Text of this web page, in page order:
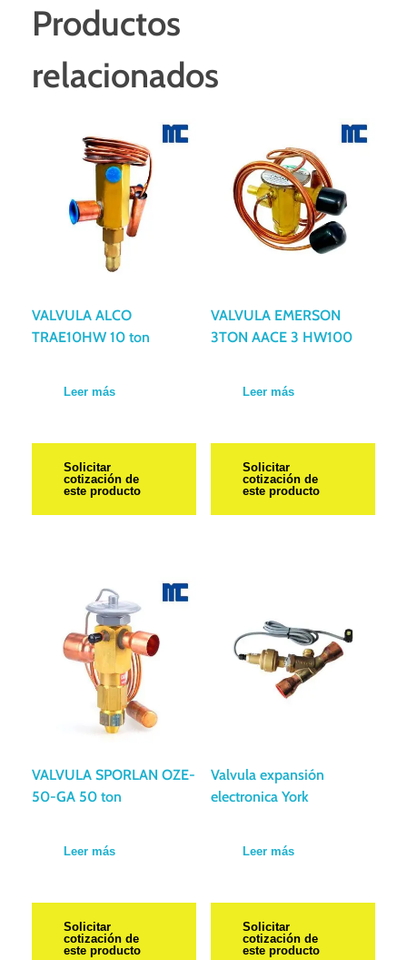
Productos
relacionados
VALVULA ALCO
TRAE10HW 10 ton
Leer más
Solicitar
cotización de
este producto
VALVULA EMERSON
3TON AACE 3 HW100
Leer más
Solicitar
cotización de
este producto
VALVULA SPORLAN OZE-
50-GA 50 ton
Leer más
Solicitar
cotización de
este producto
Valvula expansión
electronica York
Leer más
Solicitar
cotización de
este producto